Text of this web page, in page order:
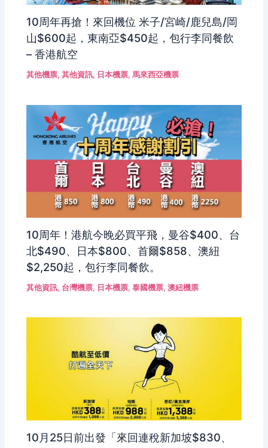
10周年再搶！來回機位 米子/宮崎/鹿兒島/岡
山$600起，東南亞$450起，包行李同餐飲
– 香港航空
其他機票,其他資訊, 日本機票,馬來西亞機票
10周年！港航今晚必買平飛，曼谷$400、台
北$490、日本$800、首爾$858、澳紐
$2,250起，包行李同餐飲。
其他資訊, 台灣機票, 日本機票,泰國機票,澳紐機票
10月25日前出發「來回連稅新加坡$830、